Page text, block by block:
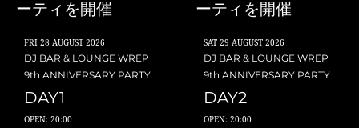
ーティを開催
FRI 28 AUGUST 2026
DJ BAR & LOUNGE WREP
9th ANNIVERSARY PARTY
DAY1
OPEN: 20:00
ーティを開催
SAT 29 AUGUST 2026
DJ BAR & LOUNGE WREP
9th ANNIVERSARY PARTY
DAY2
OPEN: 20:00